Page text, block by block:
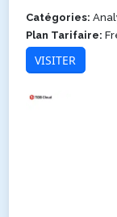
Catégories:
Plan Tarifaire:
VISITER